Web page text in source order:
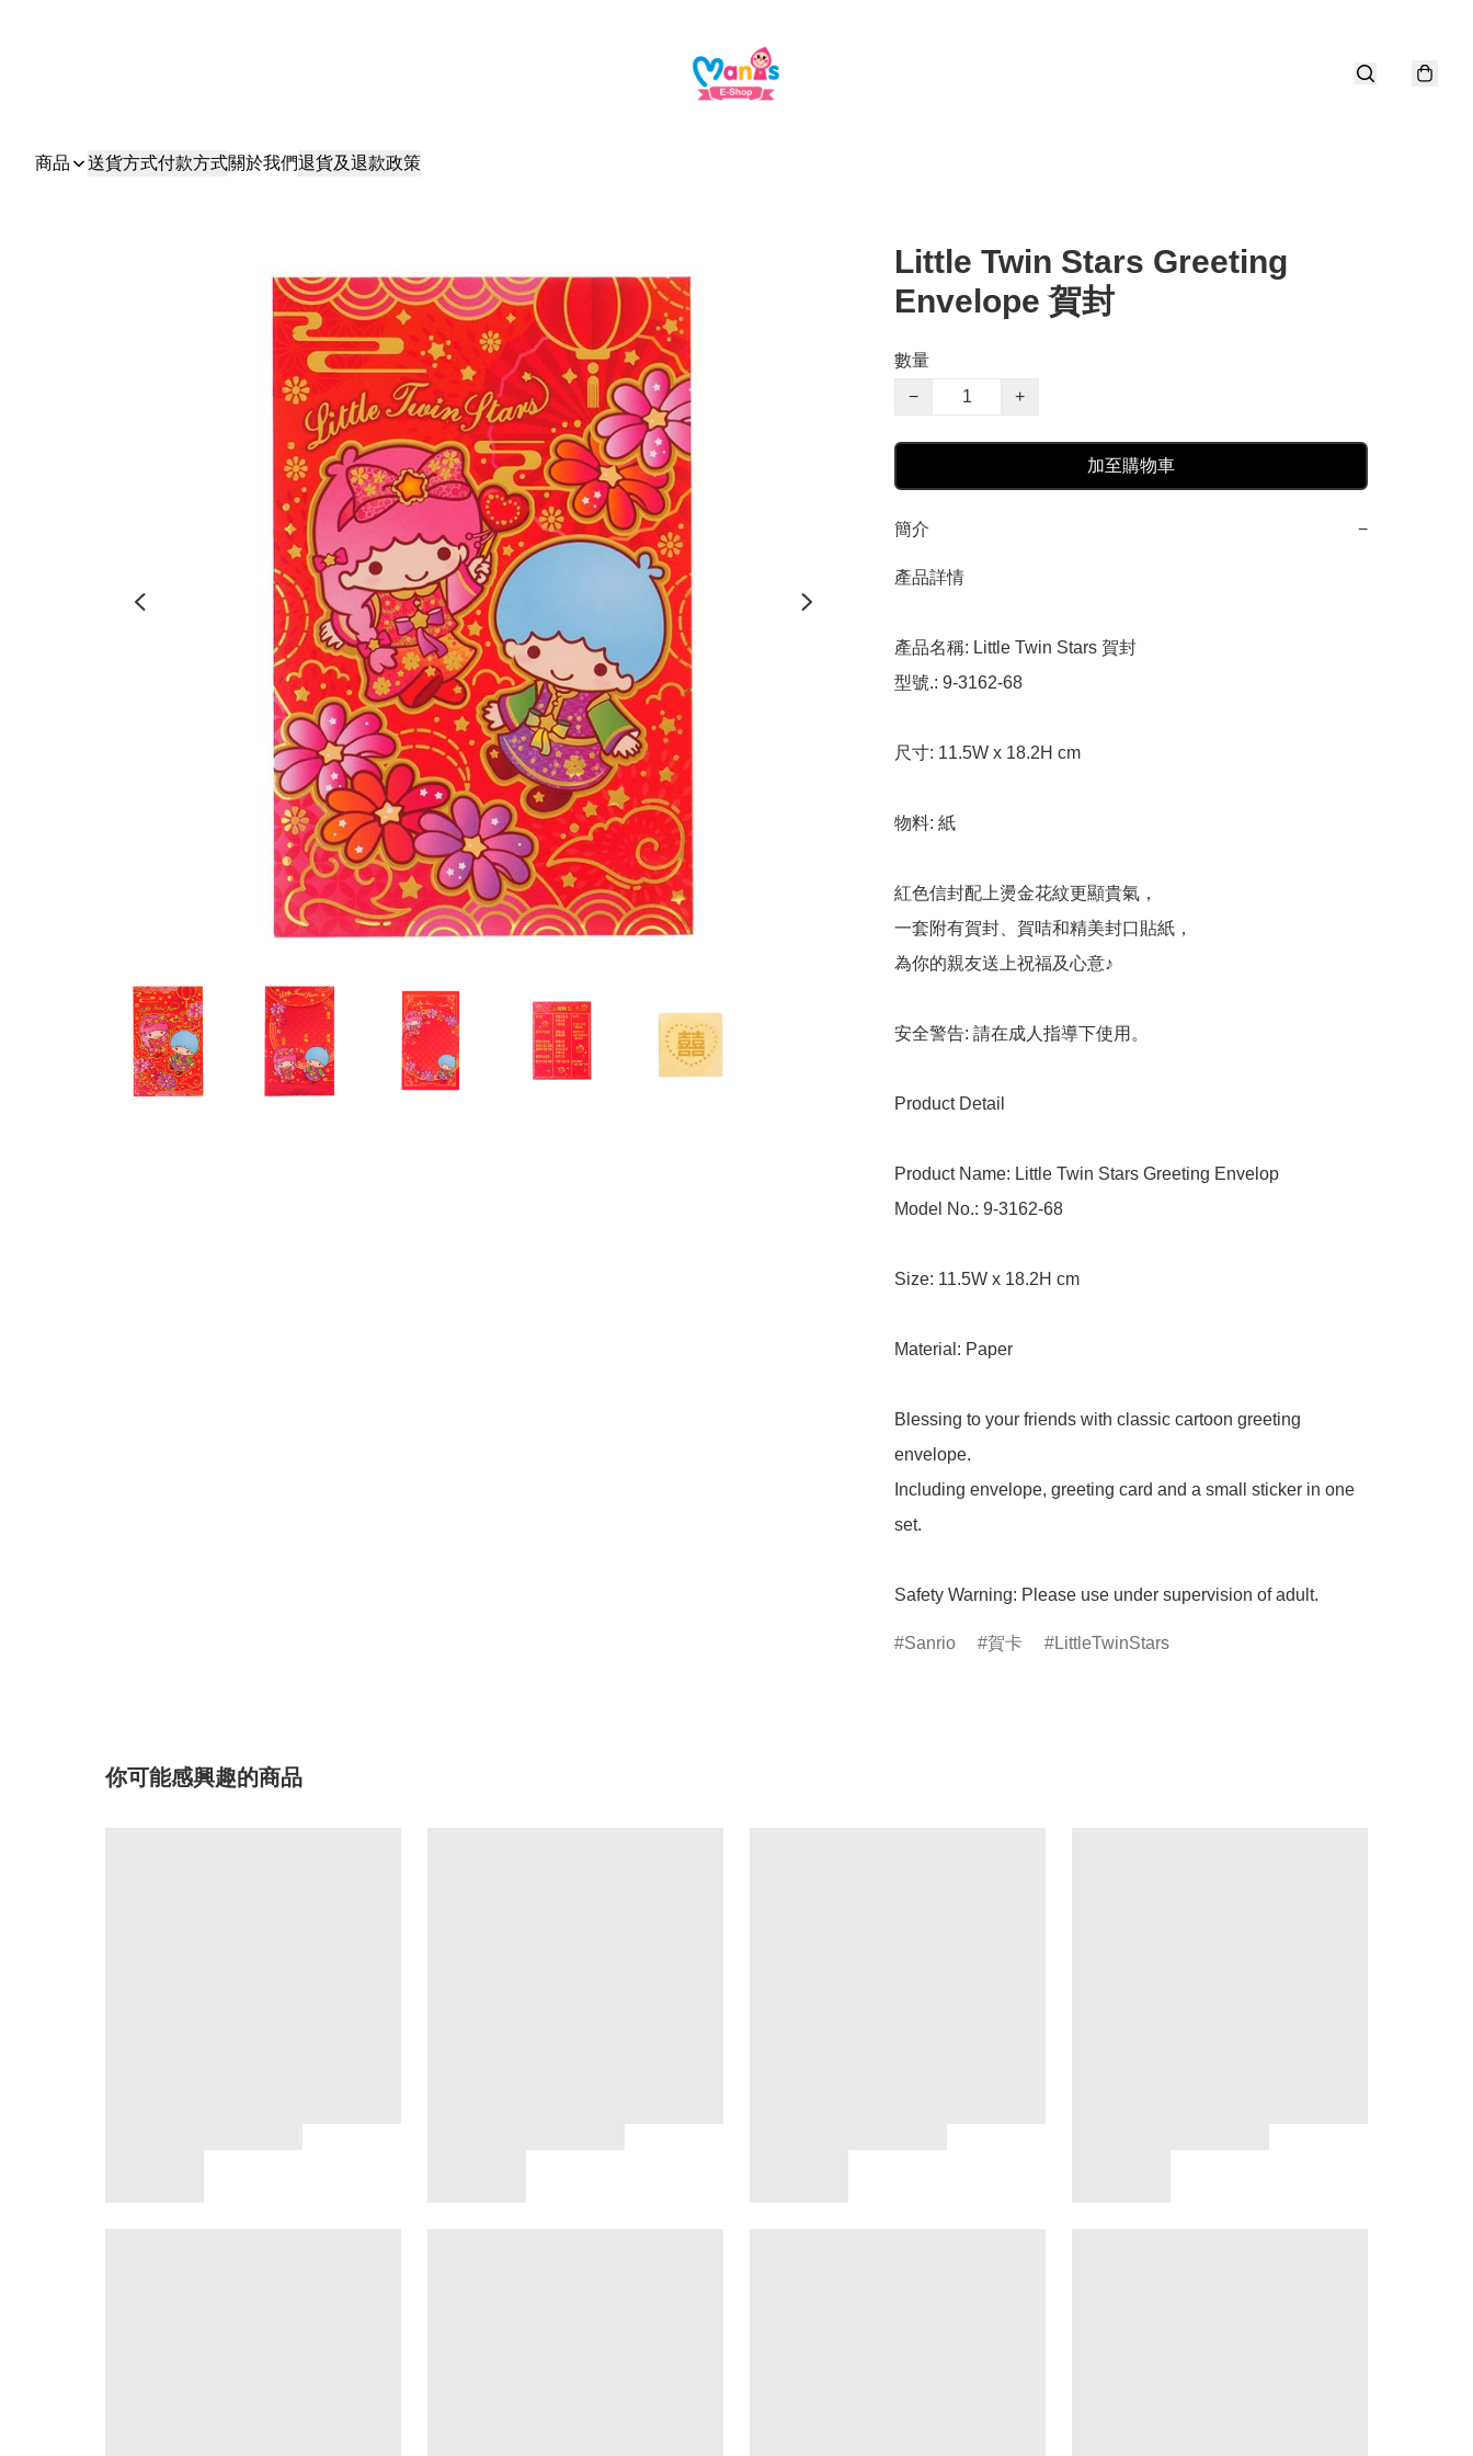
商品 送貨方式付款方式關於我們退貨及退款政策
Little Twin Stars Greeting
Envelope 賀封
數量
−
+
加至購物車
簡介 −
產品詳情
產品名稱: Little Twin Stars 賀封
型號.: 9-3162-68
尺寸: 11.5W x 18.2H cm
物料: 紙
紅色信封配上燙金花紋更顯貴氣，
一套附有賀封、賀咭和精美封口貼紙，
為你的親友送上祝福及心意♪
安全警告: 請在成人指導下使用。
Product Detail
Product Name: Little Twin Stars Greeting Envelop
Model No.: 9-3162-68
Size: 11.5W x 18.2H cm
Material: Paper
Blessing to your friends with classic cartoon greeting
envelope.
Including envelope, greeting card and a small sticker in one
set.
Safety Warning: Please use under supervision of adult.
Sanrio 賀卡 LittleTwinStars
你可能感興趣的商品